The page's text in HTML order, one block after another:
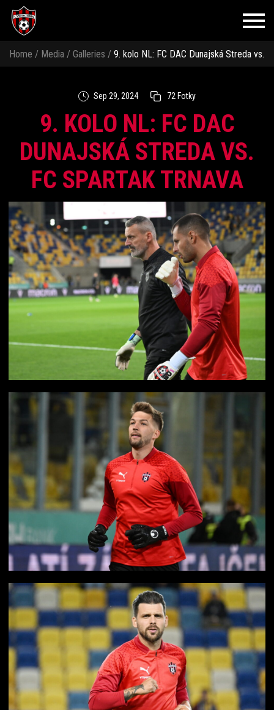
Home / Media / Galleries / 9. kolo NL: FC DAC Dunajská Streda vs.
Sep 29, 2024 72 Fotky
9. KOLO NL: FC DAC
DUNAJSKÁ STREDA VS.
FC SPARTAK TRNAVA